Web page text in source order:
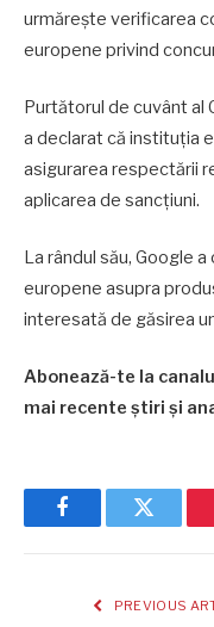
urmărește verificarea
europene privind
Purtătorul de cuvânt al
a declarat că instituția
asigurarea respectării
aplicarea de sancțiuni.
La rândul său, Google
europene asupra
interesată de găsirea
Abonează-te la
mai recente știri și
FacebookTwitter
PREVIOUS